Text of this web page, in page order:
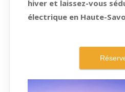
hiver et laissez-vous
électrique en Haute-